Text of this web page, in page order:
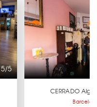
5/5
CERRADO